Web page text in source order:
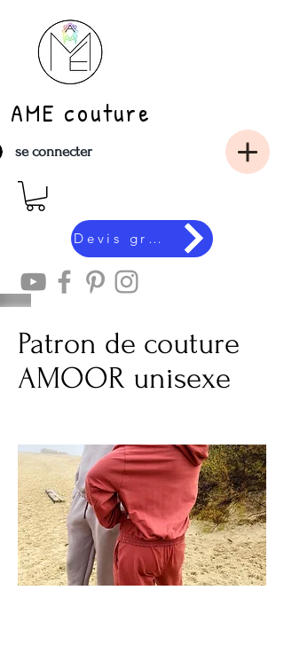
AME couture
se connecter
Devis gratuit en ligne
Patron de couture
AMOOR unisexe